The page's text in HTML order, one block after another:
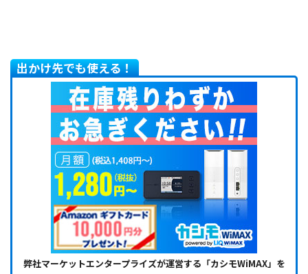
出かけ先でも使える！
弊社マーケットエンタープライズが運営する「カシモWiMAX」を